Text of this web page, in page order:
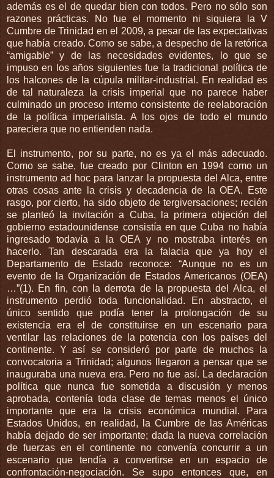
además es el de quedar bien con todos. Pero no sólo son
razones prácticas. No fue el momento ni siquiera la V
Cumbre de Trinidad en el 2009, a pesar de las expectativas
que había creado. Como se sabe, a despecho de la retórica
“amigable” y de las necesidades evidentes, lo que se
impuso en los años siguientes fue la tradicional política de
los halcones de la cúpula militar-industrial. En realidad es
de tal naturaleza la crisis imperial que no parece haber
culminado un proceso interno consistente de reelaboración
de la política imperialista. A los ojos de todo el mundo
pareciera que no entienden nada.
El instrumento, por su parte, no es ya el más adecuado.
Como se sabe, fue creado por Clinton en 1994 como un
instrumento ad hoc para lanzar la propuesta del Alca, entre
otras cosas ante la crisis y decadencia de la OEA. Este
rasgo, por cierto, ha sido objeto de tergiversaciones; recién
se planteó la invitación a Cuba, la primera objeción del
gobierno estadounidense consistía en que Cuba no había
ingresado todavía a la OEA y no mostraba interés en
hacerlo. Tan descarada era la falacia que ya hoy el
Departamento de Estado reconoce: “Aunque no es un
evento de la Organización de Estados Americanos (OEA)
…”(1). En fin, con la derrota de la propuesta del Alca, el
instrumento perdió toda funcionalidad. En abstracto, el
único sentido que podía tener la prolongación de su
existencia era el de constituirse en un escenario para
ventilar las relaciones de la potencia con los países del
continente. Y así se consideró por parte de muchos la
convocatoria a Trinidad; algunos llegaron a pensar que se
inauguraba una nueva era. Pero no fue así. La declaración
política que nunca fue sometida a discusión y menos
aprobada, contenía toda clase de temas menos el único
importante que era la crisis económica mundial. Para
Estados Unidos, en realidad, la Cumbre de las Américas
había dejado de ser importante; dada la nueva correlación
de fuerzas en el continente no convenía concurrir a un
escenario que tendía a convertirse en un espacio de
confrontación-negociación. Se supo entonces que, en